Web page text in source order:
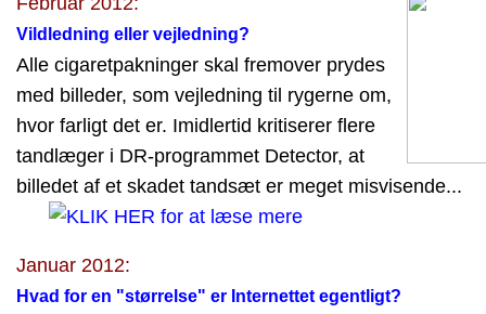
Vildledning eller vejledning?
Alle cigaretpakninger skal fremover prydes
med billeder, som vejledning til rygerne om,
hvor farligt det er. Imidlertid kritiserer flere
tandlæger i DR-programmet Detector, at
billedet af et skadet tandsæt er meget misvisende...
Januar 2012:
Hvad for en "størrelse" er Internettet egentligt?